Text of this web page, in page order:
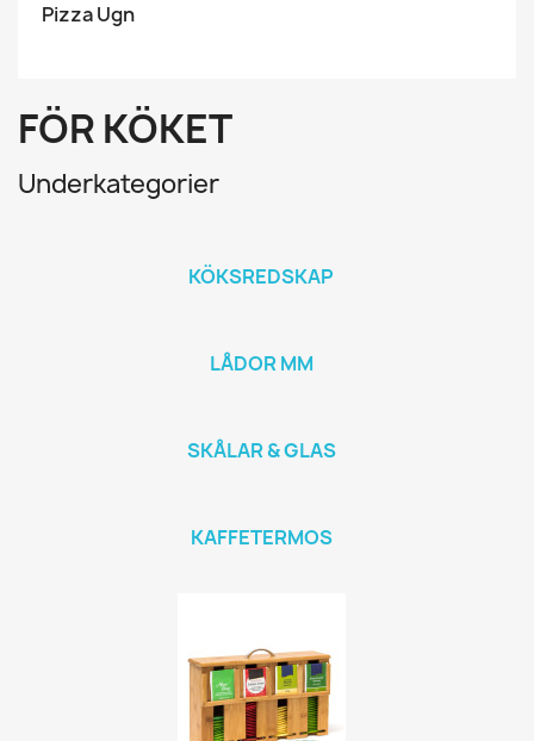
Pizza Ugn
FÖR KÖKET
Underkategorier
KÖKSREDSKAP
LÅDOR MM
SKÅLAR & GLAS
KAFFETERMOS